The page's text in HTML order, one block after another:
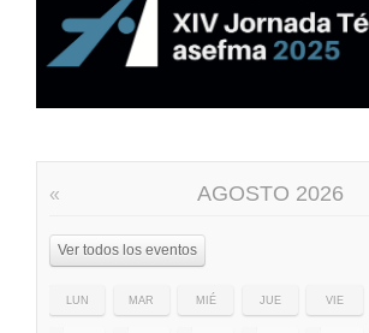
« AGOSTO 2026
Ver todos los eventos
LUN MAR MIÉ JUE VIE